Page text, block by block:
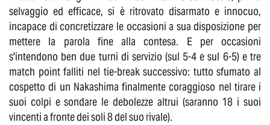
selvaggio ed efficace, si è ritrovato disarmato e innocuo,
incapace di concretizzare le occasioni a sua disposizione per
mettere la parola fine alla contesa. E per occasioni
s'intendono ben due turni di servizio (sul 5-4 e sul 6-5) e tre
match point falliti nel tie-break successivo: tutto sfumato al
cospetto di un Nakashima finalmente coraggioso nel tirare i
suoi colpi e sondare le debolezze altrui (saranno 18 i suoi
vincenti a fronte dei soli 8 del suo rivale).